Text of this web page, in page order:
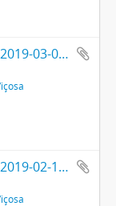
REUNIAO 010 - CGA-SEI - 2019-03-04- PPO
REUNIAO 009 - CGA-SEI - 2019-02-19- PPO